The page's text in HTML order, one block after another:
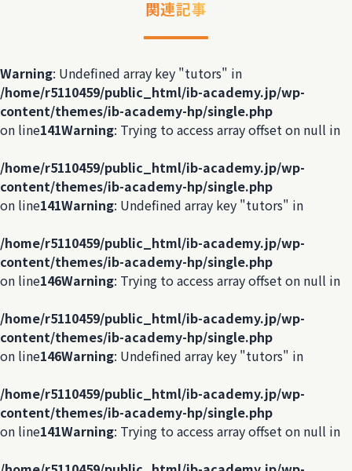
関連記事
Warning: Undefined array key "tutors" in
/home/r5110459/public_html/ib-academy.jp/wp-
content/themes/ib-academy-hp/single.php
on line141Warning: Trying to access array offset on null in
/home/r5110459/public_html/ib-academy.jp/wp-
content/themes/ib-academy-hp/single.php
on line141Warning: Undefined array key "tutors" in
/home/r5110459/public_html/ib-academy.jp/wp-
content/themes/ib-academy-hp/single.php
on line146Warning: Trying to access array offset on null in
/home/r5110459/public_html/ib-academy.jp/wp-
content/themes/ib-academy-hp/single.php
on line146Warning: Undefined array key "tutors" in
/home/r5110459/public_html/ib-academy.jp/wp-
content/themes/ib-academy-hp/single.php
on line141Warning: Trying to access array offset on null in